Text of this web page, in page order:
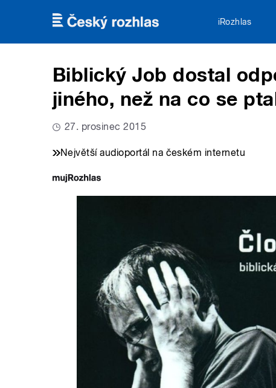
iRozhlas
Biblický Job dostal
jiného, než na co se
27. prosinec 2015
Největší audioportál na českém internetu